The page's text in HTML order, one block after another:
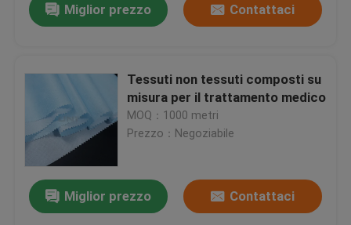
Miglior prezzo Contattaci
Tessuti non tessuti composti su
misura per il trattamento medico
MOQ：1000 metri
Prezzo：Negoziabile
Miglior prezzo Contattaci